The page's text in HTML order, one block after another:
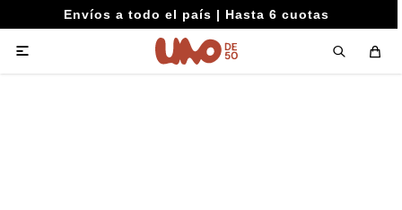
Envíos a todo el país | Hasta 6 cuotas
